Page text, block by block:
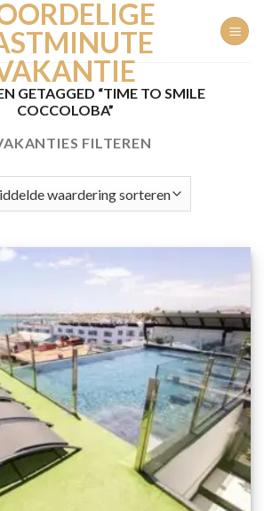
GETAGGED “TIME TO SMILE
COCCOLOBA”
FILTEREN